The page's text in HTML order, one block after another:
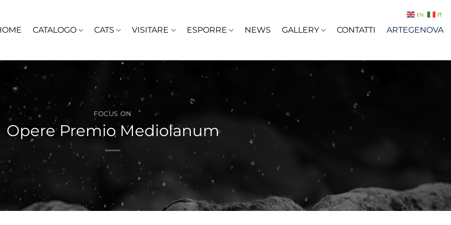
CATALOGO CATS VISITARE ESPORRE NEWS GALLERY CONTATTI ARTEGENOVA
FOCUS ON
Opere Premio Mediolanum
EN IT